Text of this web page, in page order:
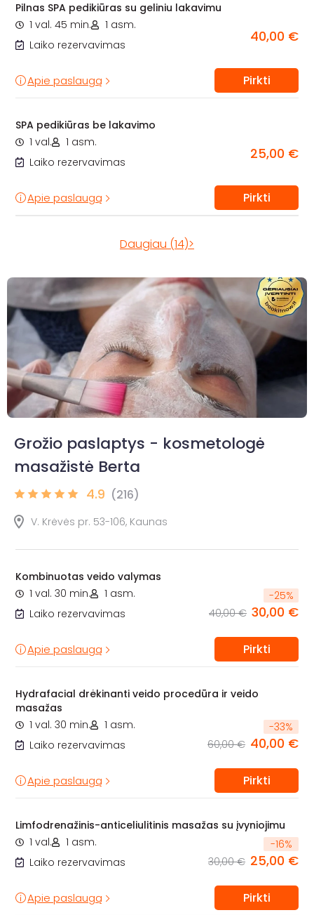
Pilnas SPA pedikiūras su geliniu lakavimu
1 val. 45 min.
1 asm.
Laiko rezervavimas
40,00 €
Apie paslaugą Pirkti
SPA pedikiūras be lakavimo
1 val.
1 asm.
Laiko rezervavimas
25,00 €
Apie paslaugą Pirkti
Daugiau (14)>
Grožio paslaptys - kosmetologė
masažistė Berta
4.9 (216)
V. Krėvės pr. 53-106, Kaunas
Kombinuotas veido valymas
1 val. 30 min.
1 asm.
Laiko rezervavimas
-25%
40,00 € 30,00 €
Apie paslaugą Pirkti
Hydrafacial drėkinanti veido procedūra ir veido
masažas
1 val. 30 min.
1 asm.
Laiko rezervavimas
-33%
60,00 € 40,00 €
Apie paslaugą Pirkti
Limfodrenažinis-anticeliulitinis masažas su įvyniojimu
1 val.
1 asm.
Laiko rezervavimas
-16%
30,00 € 25,00 €
Apie paslaugą Pirkti